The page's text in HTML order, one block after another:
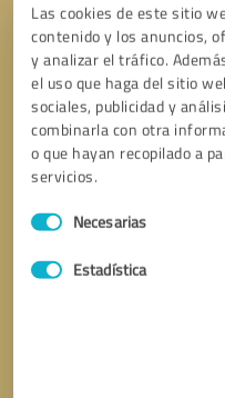
Las cookies de este sitio
contenido y los anuncios,
y analizar el tráfico.
el uso que haga del sitio
sociales, publicidad y
combinarla con otra
o que hayan recopilado a
servicios.
Selección
de
Necesarias
Estadística
Solicitar una llamada